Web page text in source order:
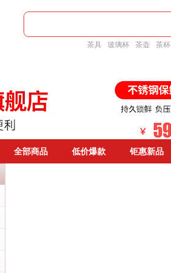
茶具 玻璃杯 茶壶 茶杯
全部商品 低价爆款 钜惠新品